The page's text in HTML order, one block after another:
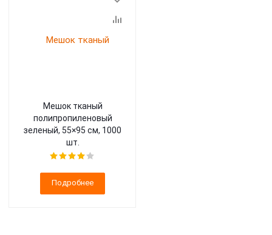
Мешок тканый
полипропиленовый
зеленый, 55×95 см, 1000
шт.
Подробнее